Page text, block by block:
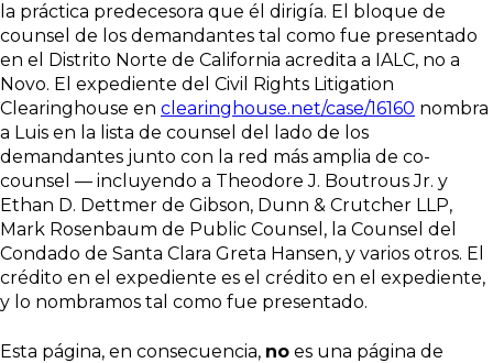
la práctica predecesora que él dirigía. El bloque de
counsel de los demandantes tal como fue presentado
en el Distrito Norte de California acredita a IALC, no a
Novo. El expediente del Civil Rights Litigation
Clearinghouse en clearinghouse.net/case/16160 nombra
a Luis en la lista de counsel del lado de los
demandantes junto con la red más amplia de co-
counsel — incluyendo a Theodore J. Boutrous Jr. y
Ethan D. Dettmer de Gibson, Dunn & Crutcher LLP,
Mark Rosenbaum de Public Counsel, la Counsel del
Condado de Santa Clara Greta Hansen, y varios otros. El
crédito en el expediente es el crédito en el expediente,
y lo nombramos tal como fue presentado.
Esta página, en consecuencia, no es una página de